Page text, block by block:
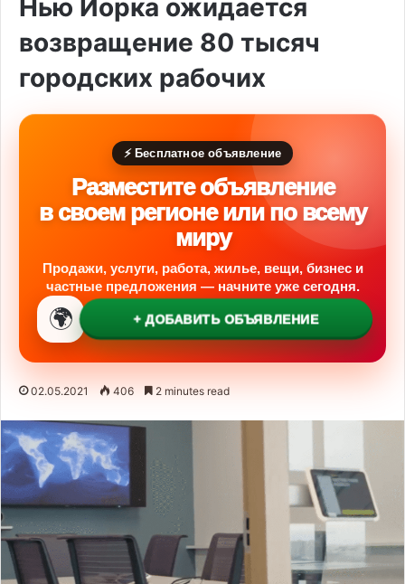
Нью Йорка ожидается
возвращение 80 тысяч
городских рабочих
⚡ Бесплатное объявление
Разместите объявление
в своем регионе или по всему
миру
Продажи, услуги, работа, жилье, вещи, бизнес и
частные предложения — начните уже сегодня.
🌍 + ДОБАВИТЬ ОБЪЯВЛЕНИЕ
02.05.2021 406 2 minutes read